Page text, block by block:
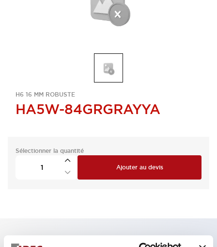
H6 16 MM ROBUSTE
HA5W-84GRGRAYYA
Sélectionner la quantité
Ajouter au devis